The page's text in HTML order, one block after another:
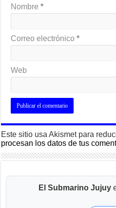
Nombre*
Correo electrónico*
Web
Este sitio usa Akismet para
procesan los datos de tus
El Submarino Jujuy